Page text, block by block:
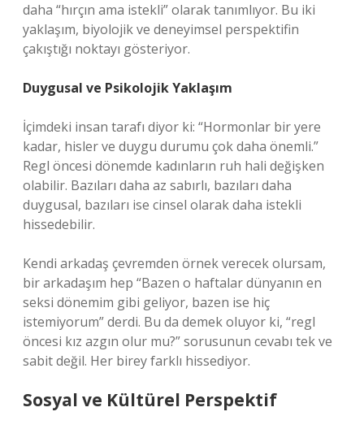
daha “hırçın ama istekli” olarak tanımlıyor. Bu iki
yaklaşım, biyolojik ve deneyimsel perspektifin
çakıştığı noktayı gösteriyor.
Duygusal ve Psikolojik Yaklaşım
İçimdeki insan tarafı diyor ki: “Hormonlar bir yere
kadar, hisler ve duygu durumu çok daha önemli.”
Regl öncesi dönemde kadınların ruh hali değişken
olabilir. Bazıları daha az sabırlı, bazıları daha
duygusal, bazıları ise cinsel olarak daha istekli
hissedebilir.
Kendi arkadaş çevremden örnek verecek olursam,
bir arkadaşım hep “Bazen o haftalar dünyanın en
seksi dönemim gibi geliyor, bazen ise hiç
istemiyorum” derdi. Bu da demek oluyor ki, “regl
öncesi kız azgın olur mu?” sorusunun cevabı tek ve
sabit değil. Her birey farklı hissediyor.
Sosyal ve Kültürel Perspektif